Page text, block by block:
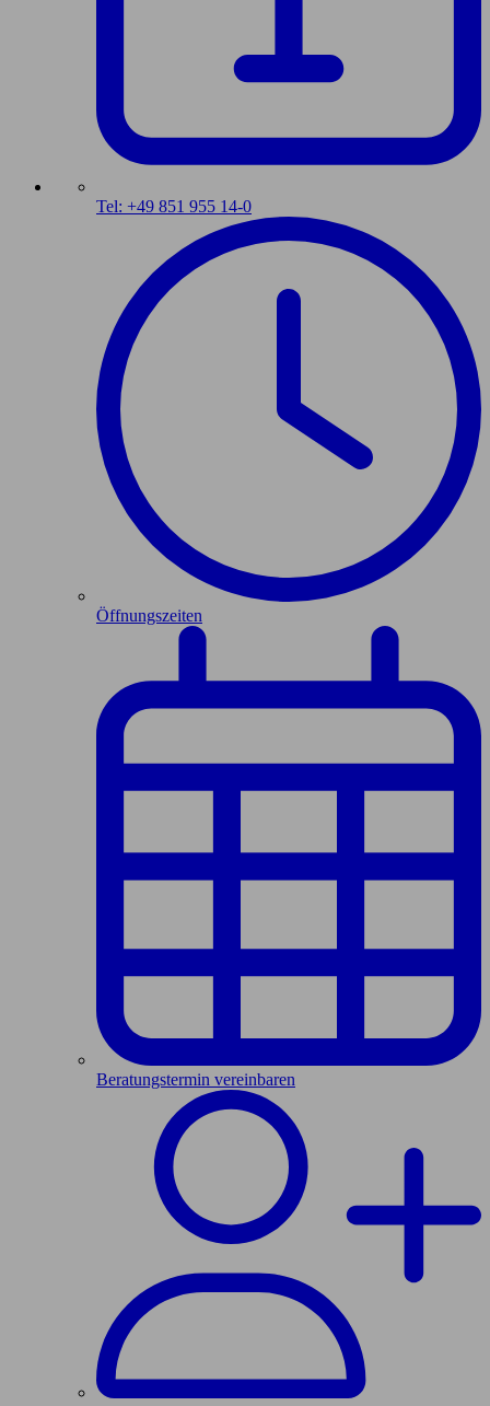
Tel: +49 851 955 14-0
Öffnungszeiten
Beratungstermin vereinbaren